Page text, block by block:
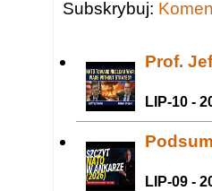
Subskrybuj:
Prof.
LIP-10 -
LIP-09 -